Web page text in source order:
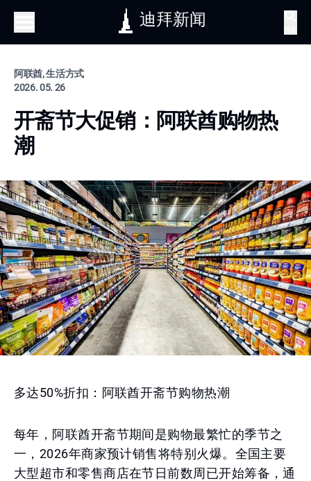
迪拜新闻
阿联酋, 生活方式
2026. 05. 26
开斋节大促销：阿联酋购物热
潮
多达50%折扣：阿联酋开斋节购物热潮
每年，阿联酋开斋节期间是购物最繁忙的季节之
一，2026年商家预计销售将特别火爆。全国主要
大型超市和零售商店在节日前数周已开始筹备，通